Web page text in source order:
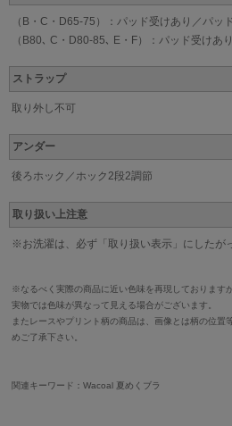
（B・C・D65-75）：パッド受けあり／パッ
（B80､ C・D80-85､ E・F）：パッド受けあ
ストラップ
取り外し不可
アンダー
後ろホック／ホック2段2調節
取り扱い上注意
※お洗濯は、必ず「取り扱い表示」にしたが
※なるべく実際の商品に近い色味を再現しております
実物では色味が異なって見える場合がございます。
またレースやプリント柄の商品は、画像とは柄の位置
めご了承下さい。
関連キーワード：Wacoal 夏めくブラ